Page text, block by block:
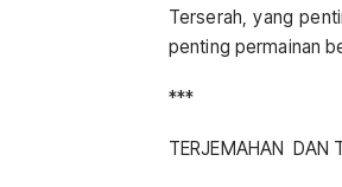
Terserah, yang
penting permainan
***
TERJEMAHAN DAN